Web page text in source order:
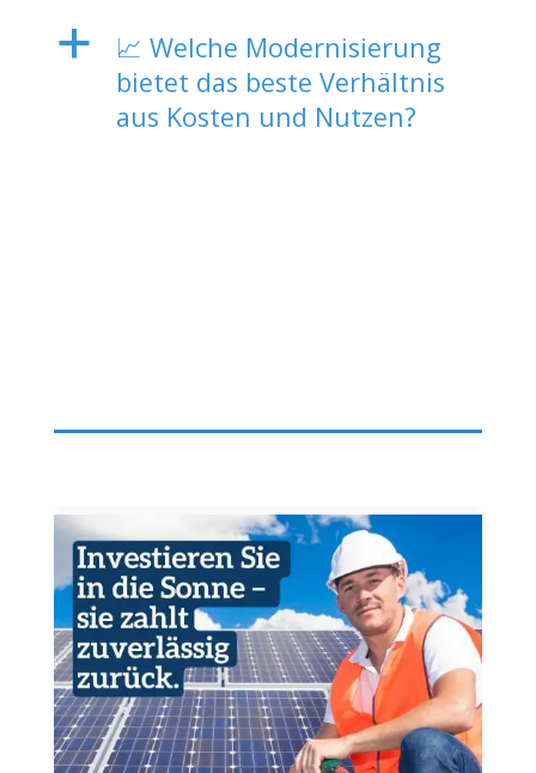
a
📈 Welche Modernisierung
bietet das beste Verhältnis
aus Kosten und Nutzen?